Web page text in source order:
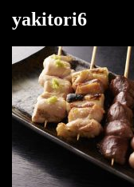
yakitori6